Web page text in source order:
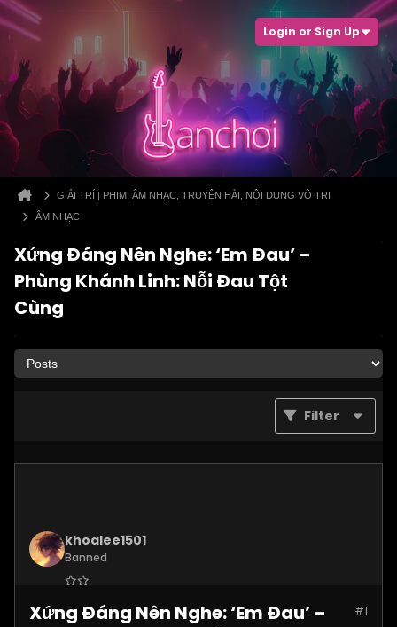
Login or Sign Up
GIẢI TRÍ | PHIM, ÂM NHẠC, TRUYỆN HÀI, NỘI DUNG VÔ TRI
ÂM NHẠC
Xứng Đáng Nên Nghe: ‘Em Đau’ –
Phùng Khánh Linh: Nỗi Đau Tột
Cùng
Filter
khoalee1501
Banned
Posts:5577 #1
Xứng Đáng Nên Nghe: ‘Em Đau’ –